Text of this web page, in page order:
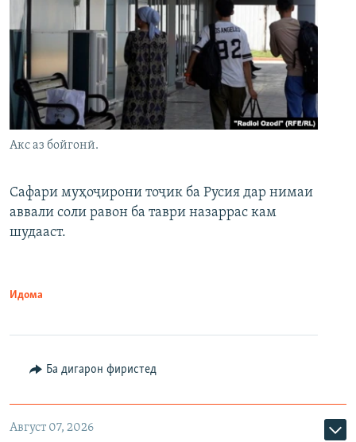
Акс аз бойгонӣ.
Сафари муҳоҷирони тоҷик ба Русия дар нимаи
аввали соли равон ба таври назаррас кам
шудааст.
Идома
Ба дигарон фиристед
Август 07, 2026